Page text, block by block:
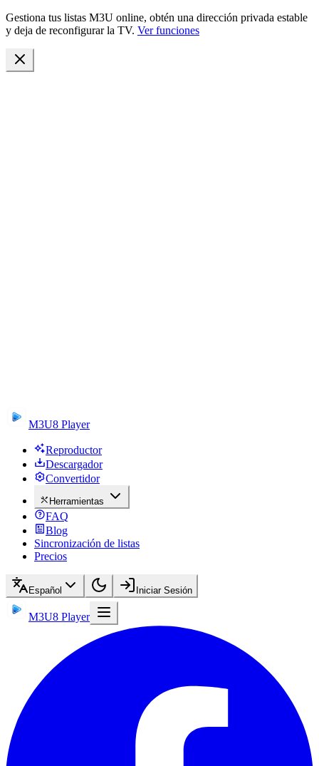
Gestiona tus listas M3U online, obtén una dirección privada estable
y deja de reconfigurar la TV. Ver funciones
M3U8 Player
Reproductor
Descargador
Convertidor
Herramientas
FAQ
Blog
Sincronización de listas
Precios
Español Iniciar Sesión
M3U8 Player